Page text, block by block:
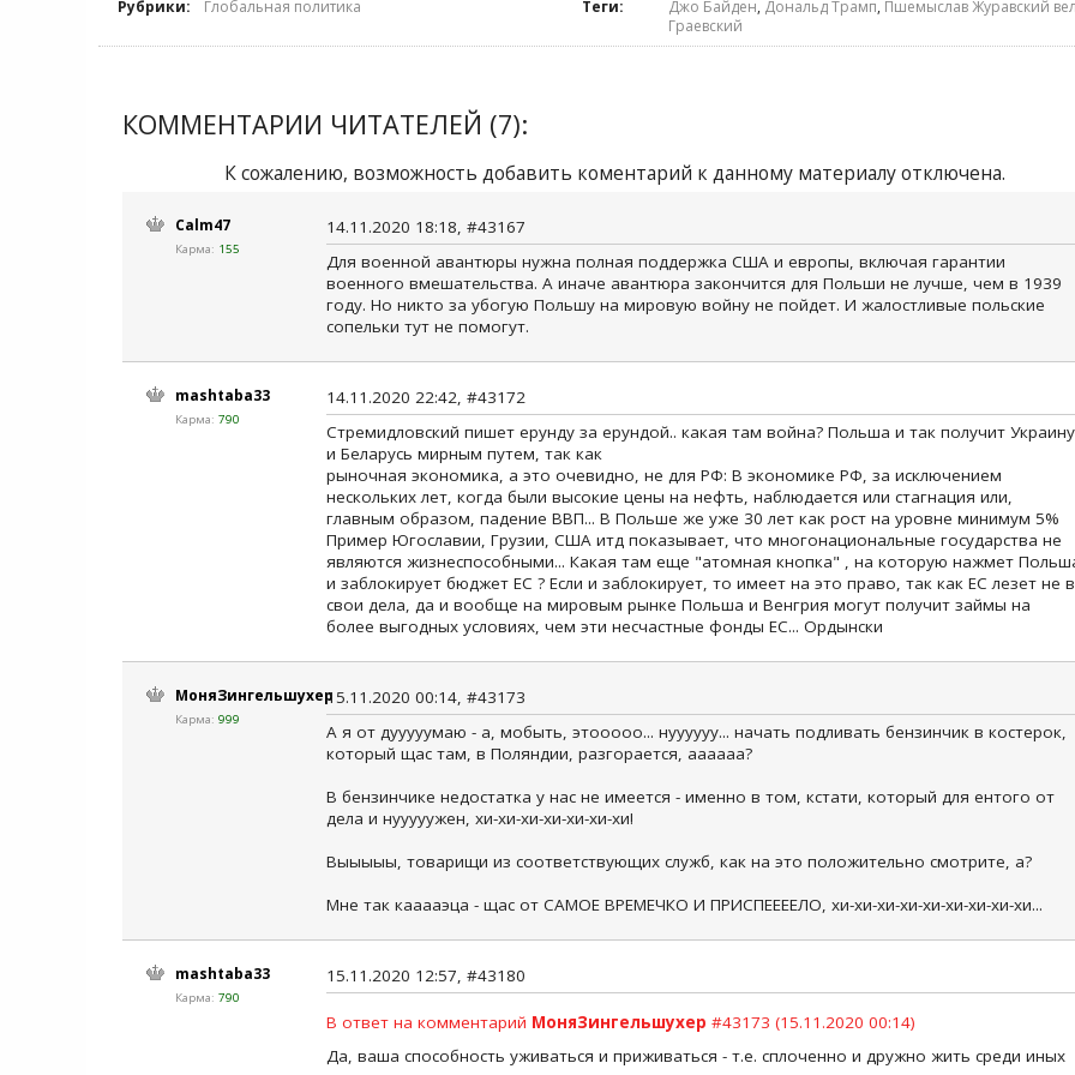
Рубрики: Глобальная политика Теги: Джо Байден, Дональд Трамп, Пшемыслав Журавский
Граевский
КОММЕНТАРИИ ЧИТАТЕЛЕЙ (7):
К сожалению, возможность добавить коментарий к данному материалу отключена.
Calm47
Карма: 155
14.11.2020 18:18, #43167
Для военной авантюры нужна полная поддержка США и европы, включая гарантии
военного вмешательства. А иначе авантюра закончится для Польши не лучше, чем в 1939
году. Но никто за убогую Польшу на мировую войну не пойдет. И жалостливые польские
сопельки тут не помогут.
mashtaba33
Карма: 790
14.11.2020 22:42, #43172
Стремидловский пишет ерунду за ерундой.. какая там война? Польша и так получит Украину
и Беларусь мирным путем, так как
рыночная экономика, а это очевидно, не для РФ: В экономике РФ, за исключением
нескольких лет, когда были высокие цены на нефть, наблюдается или стагнация или,
главным образом, падение ВВП... В Польше же уже 30 лет как рост на уровне минимум 5%
Пример Югославии, Грузии, США итд показывает, что многонациональные государства не
являются жизнеспособными... Какая там еще "атомная кнопка" , на которую нажмет
и заблокирует бюджет ЕС ? Если и заблокирует, то имеет на это право, так как ЕС лезет не в
свои дела, да и вообще на мировым рынке Польша и Венгрия могут получит займы на
более выгодных условиях, чем эти несчастные фонды ЕС... Ордынски
МоняЗингельшухер
Карма: 999
15.11.2020 00:14, #43173
А я от дууууумаю - а, мобыть, этооооо... нуууууу... начать подливать бензинчик в костерок,
который щас там, в Поляндии, разгорается, аааааа?
В бензинчике недостатка у нас не имеется - именно в том, кстати, который для ентого от
дела и нууууужен, хи-хи-хи-хи-хи-хи-хи!
Выыыыы, товарищи из соответствующих служб, как на это положительно смотрите, а?
Мне так кааааэца - щас от САМОЕ ВРЕМЕЧКО И ПРИСПЕЕЕЕЛО, хи-хи-хи-хи-хи-хи-хи-хи-хи...
mashtaba33
Карма: 790
15.11.2020 12:57, #43180
В ответ на комментарий МоняЗингельшухер #43173 (15.11.2020 00:14)
Да, ваша способность уживаться и приживаться - т.е. сплоченно и дружно жить среди иных